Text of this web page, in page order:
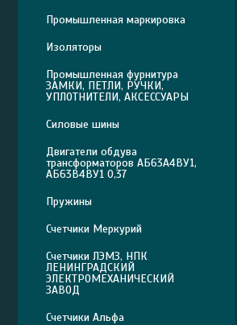
Промышленная маркировка
Изоляторы
Промышленная фурнитура
ЗАМКИ, ПЕТЛИ, РУЧКИ,
УПЛОТНИТЕЛИ, АКСЕССУАРЫ
Силовые шины
Двигатели обдува
трансформаторов АБ63А4ВУ1,
АБ63В4ВУ1 0,37
Пружины
Счетчики Меркурий
Счетчики ЛЭМЗ, НПК
ЛЕНИНГРАДСКИЙ
ЭЛЕКТРОМЕХАНИЧЕСКИЙ
ЗАВОД
Счетчики Альфа